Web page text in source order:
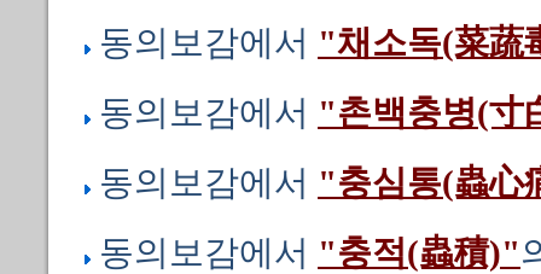
동의보감에서 "채소독(菜蔬
동의보감에서 "촌백충병(寸
동의보감에서 "충심통(蟲心
동의보감에서 "충적(蟲積)"